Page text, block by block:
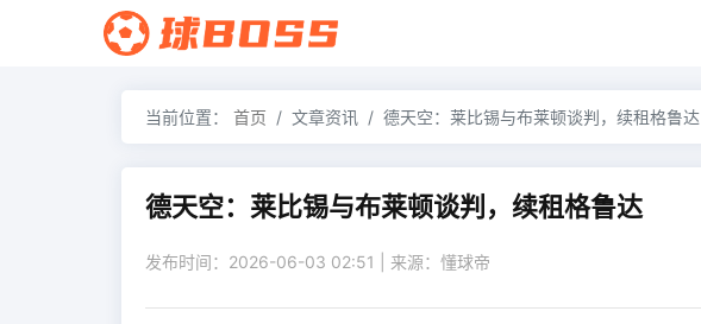
当前位置： 首页 文章资讯 德天空：莱比锡与布莱顿谈判，续租格鲁达
德天空：莱比锡与布莱顿谈判，续租格鲁达
发布时间：2026-06-03 02:51 | 来源：懂球帝